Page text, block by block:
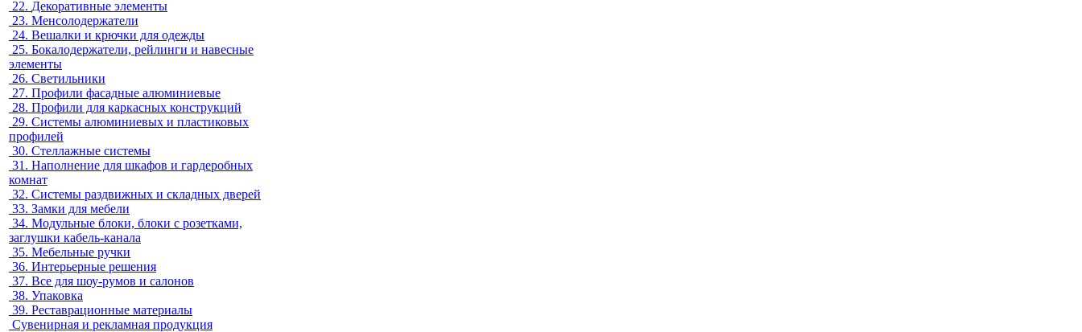
22. Декоративные элементы
23. Менсолодержатели
24. Вешалки и крючки для одежды
25. Бокалодержатели, рейлинги и навесные
элементы
26. Светильники
27. Профили фасадные алюминиевые
28. Профили для каркасных конструкций
29. Системы алюминиевых и пластиковых
профилей
30. Стеллажные системы
31. Наполнение для шкафов и гардеробных
комнат
32. Системы раздвижных и складных дверей
33. Замки для мебели
34. Модульные блоки, блоки с розетками,
заглушки кабель-канала
35. Мебельные ручки
36. Интерьерные решения
37. Все для шоу-румов и салонов
38. Упаковка
39. Реставрационные материалы
Сувенирная и рекламная продукция